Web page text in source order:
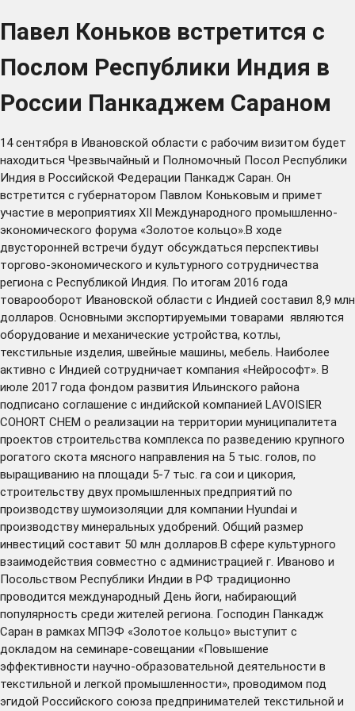
Павел Коньков встретится с
Послом Республики Индия в
России Панкаджем Сараном
14 сентября в Ивановской области с рабочим визитом будет
находиться Чрезвычайный и Полномочный Посол Республики
Индия в Российской Федерации Панкадж Саран. Он
встретится с губернатором Павлом Коньковым и примет
участие в мероприятиях XII Международного промышленно-
экономического форума «Золотое кольцо».В ходе
двусторонней встречи будут обсуждаться перспективы
торгово-экономического и культурного сотрудничества
региона с Республикой Индия. По итогам 2016 года
товарооборот Ивановской области с Индией составил 8,9 млн
долларов. Основными экспортируемыми товарами являются
оборудование и механические устройства, котлы,
текстильные изделия, швейные машины, мебель. Наиболее
активно с Индией сотрудничает компания «Нейрософт». В
июле 2017 года фондом развития Ильинского района
подписано соглашение с индийской компанией LAVOISIER
COHORT CHEM о реализации на территории муниципалитета
проектов строительства комплекса по разведению крупного
рогатого скота мясного направления на 5 тыс. голов, по
выращиванию на площади 5-7 тыс. га сои и цикория,
строительству двух промышленных предприятий по
производству шумоизоляции для компании Hyundai и
производству минеральных удобрений. Общий размер
инвестиций составит 50 млн долларов.В сфере культурного
взаимодействия совместно с администрацией г. Иваново и
Посольством Республики Индии в РФ традиционно
проводится международный День йоги, набирающий
популярность среди жителей региона. Господин Панкадж
Саран в рамках МПЭФ «Золотое кольцо» выступит с
докладом на семинаре-совещании «Повышение
эффективности научно-образовательной деятельности в
текстильной и легкой промышленности», проводимом под
эгидой Российского союза предпринимателей текстильной и